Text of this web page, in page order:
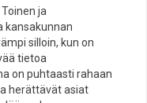
ja
kansakunnan
silloin, kun on
tietoa
on puhtaasti rahaan
herättävät asiat